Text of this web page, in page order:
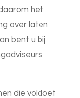
het
over laten
bent u bij
die voldoet